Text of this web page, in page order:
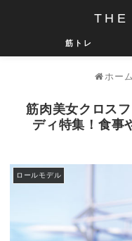
THE
筋トレ
ホーム
筋肉美女クロス
ディ特集！食事
ロールモデル